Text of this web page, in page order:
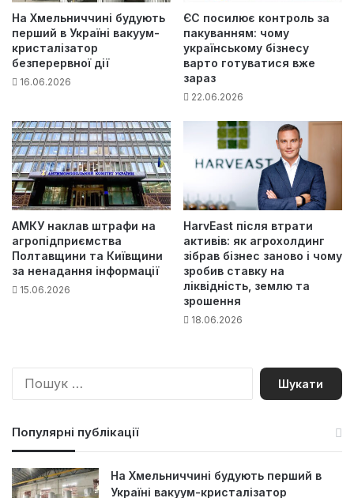
На Хмельниччині будують
перший в Україні вакуум-
кристалізатор
безперервної дії
16.06.2026
ЄС посилює контроль за
пакуванням: чому
українському бізнесу
варто готуватися вже
зараз
22.06.2026
АМКУ наклав штрафи на
агропідприємства
Полтавщини та Київщини
за ненадання інформації
15.06.2026
HarvEast після втрати
активів: як агрохолдинг
зібрав бізнес заново і чому
зробив ставку на
ліквідність, землю та
зрошення
18.06.2026
П
Популярні публікації
На Хмельниччині будують перший в
Україні вакуум-кристалізатор